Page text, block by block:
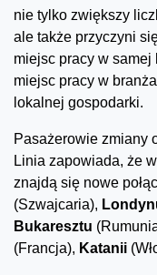
nie tylko zwiększy
ale także przyczyni
miejsc pracy w
miejsc pracy w
lokalnej gospodarki.
Pasażerowie zmiany
Linia zapowiada, że
znajdą się nowe
(Szwajcaria),
Bukaresztu
(Francja), Katanii